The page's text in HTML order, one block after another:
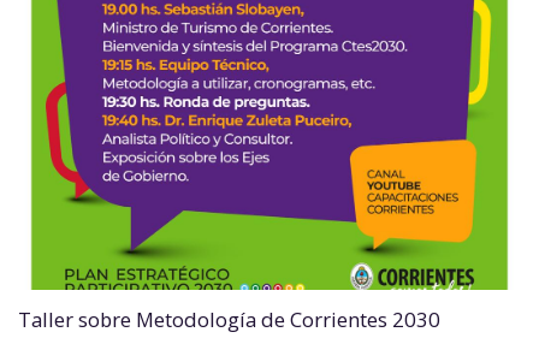
Taller sobre Metodología de Corrientes 2030